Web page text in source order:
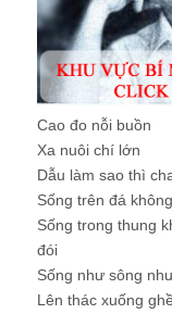
Cao đo nỗi buồn
Xa nuôi chí lớn
Dẫu làm sao thì
Sống trên đá
Sống trong thung
đói
Sống như sông
Lên thác xuống